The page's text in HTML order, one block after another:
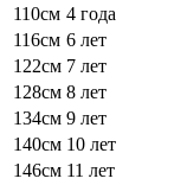
110см 4 года
116см 6 лет
122см 7 лет
128см 8 лет
134см 9 лет
140см 10 лет
146см 11 лет